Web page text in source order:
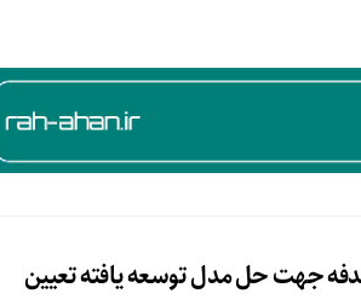
جهت حل مدل توسعه یافته تعیین